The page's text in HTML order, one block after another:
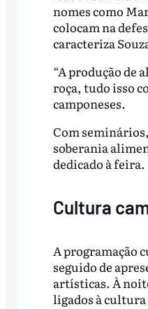
nomes como
colocam na
caracteriza
“A produção de
roça, tudo isso
camponeses.
Com
soberania
dedicado à feira.
Cultura
A programação
seguido de
artísticas. À
ligados à cultura